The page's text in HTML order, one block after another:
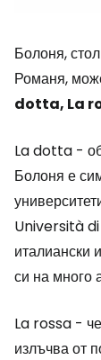
Болоня,
Романя,
dotta, La
La dotta -
Болоня е
Università
италиански
си на много
La rossa -
излъчва от